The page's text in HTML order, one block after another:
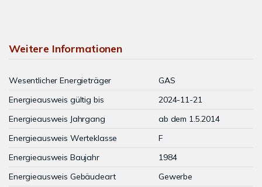
Weitere Informationen
Wesentlicher Energieträger
GAS
Energieausweis gültig bis
2024-11-21
Energieausweis Jahrgang
ab dem 1.5.2014
Energieausweis Werteklasse
F
Energieausweis Baujahr
1984
Energieausweis Gebäudeart
Gewerbe